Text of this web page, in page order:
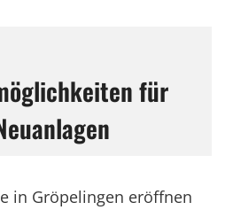
für
in Gröpelingen eröffnen